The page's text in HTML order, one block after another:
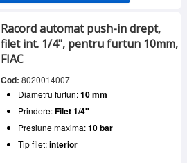
Racord automat push-in drept,
filet int. 1/4", pentru furtun 10mm,
FIAC
Cod: 8020014007
Diametru furtun:10 mm
Prindere:Filet 1/4"
Presiune maxima:10 bar
Tip filet:interior